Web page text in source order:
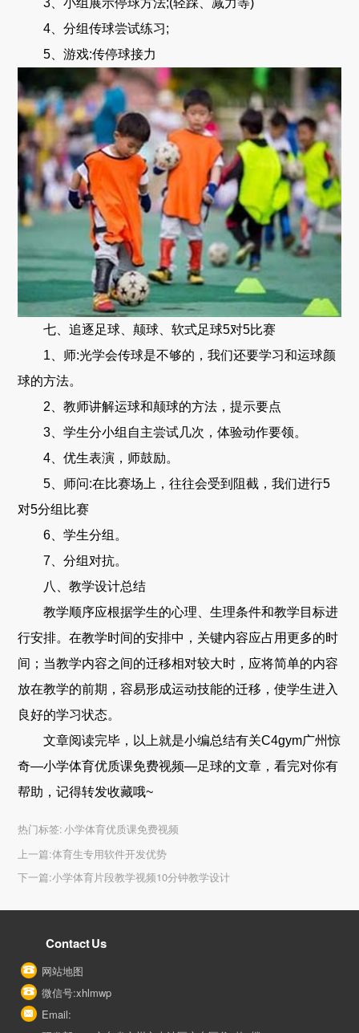
3、小组展示停球方法;(轻踩、减力等)
4、分组传球尝试练习;
5、游戏:传停球接力
七、追逐足球、颠球、软式足球5对5比赛
1、师:光学会传球是不够的，我们还要学习和运球颜
球的方法。
2、教师讲解运球和颠球的方法，提示要点
3、学生分小组自主尝试几次，体验动作要领。
4、优生表演，师鼓励。
5、师问:在比赛场上，往往会受到阻截，我们进行5
对5分组比赛
6、学生分组。
7、分组对抗。
八、教学设计总结
教学顺序应根据学生的心理、生理条件和教学目标进
行安排。在教学时间的安排中，关键内容应占用更多的时
间；当教学内容之间的迁移相对较大时，应将简单的内容
放在教学的前期，容易形成运动技能的迁移，使学生进入
良好的学习状态。
文章阅读完毕，以上就是小编总结有关C4gym广州惊
奇—小学体育优质课免费视频—足球的文章，看完对你有
帮助，记得转发收藏哦~
热门标签:小学体育优质课免费视频
上一篇:体育生专用软件开发优势
下一篇:小学体育片段教学视频10分钟教学设计
Contact Us
网站地图
微信号:xhlmwp
Email: